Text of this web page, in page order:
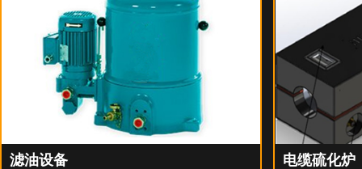
滤油设备 电缆硫化炉